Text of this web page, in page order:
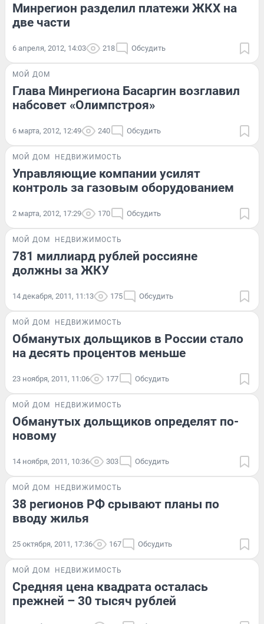
Минрегион разделил платежи ЖКХ на
две части
6 апреля, 2012, 14:03 218 Обсудить
МОЙ ДОМ
Глава Минрегиона Басаргин возглавил
набсовет «Олимпстроя»
6 марта, 2012, 12:49 240 Обсудить
МОЙ ДОМ НЕДВИЖИМОСТЬ
Управляющие компании усилят
контроль за газовым оборудованием
2 марта, 2012, 17:29 170 Обсудить
МОЙ ДОМ НЕДВИЖИМОСТЬ
781 миллиард рублей россияне
должны за ЖКУ
14 декабря, 2011, 11:13 175 Обсудить
МОЙ ДОМ НЕДВИЖИМОСТЬ
Обманутых дольщиков в России стало
на десять процентов меньше
23 ноября, 2011, 11:06 177 Обсудить
МОЙ ДОМ НЕДВИЖИМОСТЬ
Обманутых дольщиков определят по-
новому
14 ноября, 2011, 10:36 303 Обсудить
МОЙ ДОМ НЕДВИЖИМОСТЬ
38 регионов РФ срывают планы по
вводу жилья
25 октября, 2011, 17:36 167 Обсудить
МОЙ ДОМ НЕДВИЖИМОСТЬ
Средняя цена квадрата осталась
прежней – 30 тысяч рублей